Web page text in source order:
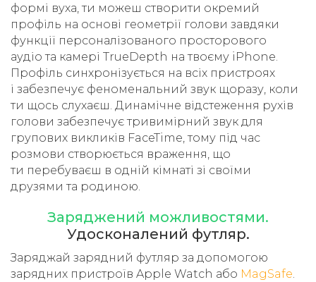
формі вуха, ти можеш створити окремий
профіль на основі геометрії голови завдяки
функції персоналізованого просторового
аудіо та камері TrueDepth на твоєму iPhone.
Профіль синхронізується на всіх пристроях
і забезпечує феноменальний звук щоразу, коли
ти щось слухаєш. Динамічне відстеження рухів
голови забезпечує тривимірний звук для
групових викликів FaceTime, тому під час
розмови створюється враження, що
ти перебуваєш в одній кімнаті зі своїми
друзями та родиною.
Заряджений можливостями.
Удосконалений футляр.
Заряджай зарядний футляр за допомогою
зарядних пристроїв Apple Watch або MagSafe.